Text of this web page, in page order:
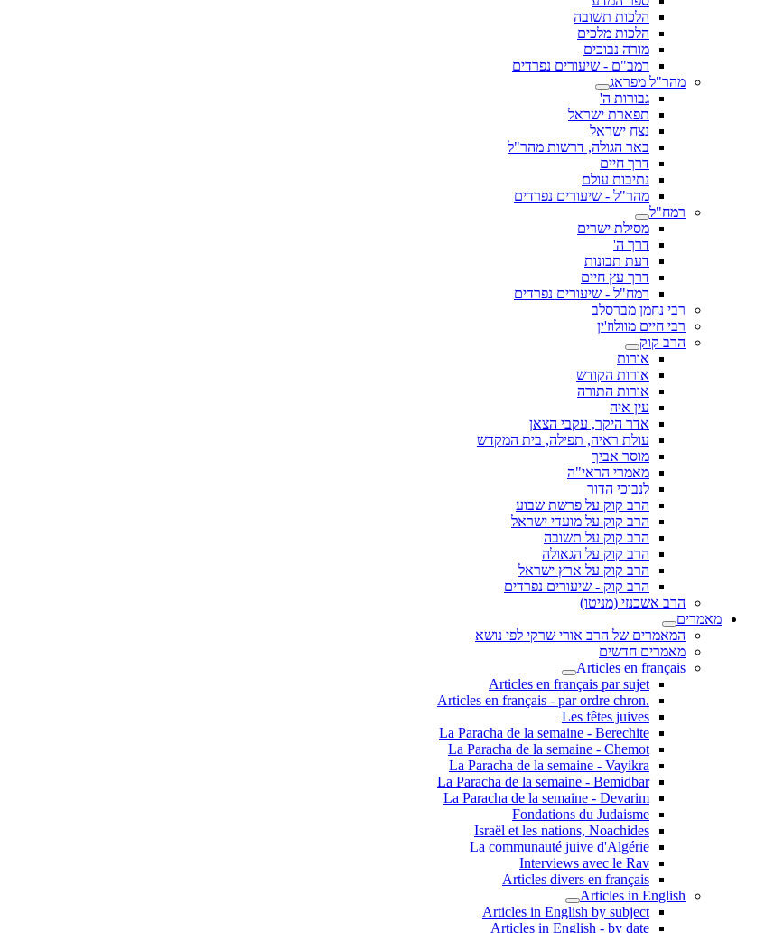
הלכות תשובה
הלכות מלכים
מורה נבוכים
רמב"ם - שיעורים נפרדים
מהר"ל מפראג
גבורות ה'
תפארת ישראל
נצח ישראל
באר הגולה, דרשות מהר"ל
דרך חיים
נתיבות עולם
מהר"ל - שיעורים נפרדים
רמח"ל
מסילת ישרים
דרך ה'
דעת תבונות
דרך עץ חיים
רמח"ל - שיעורים נפרדים
רבי נחמן מברסלב
רבי חיים מוולוז'ין
הרב קוק
אורות
אורות הקודש
אורות התורה
עין איה
אדר היקר, עקבי הצאן
עולת ראיה, תפילה, בית המקדש
מוסר אביך
מאמרי הראי"ה
לנבוכי הדור
הרב קוק על פרשת שבוע
הרב קוק על מועדי ישראל
הרב קוק על תשובה
הרב קוק על הגאולה
הרב קוק על ארץ ישראל
הרב קוק - שיעורים נפרדים
הרב אשכנזי (מניטו)
מאמרים
המאמרים של הרב אורי שרקי לפי נושא
מאמרים חדשים
Articles en français
Articles en français par sujet
.Articles en français - par ordre chron
Les fêtes juives
La Paracha de la semaine - Berechite
La Paracha de la semaine - Chemot
La Paracha de la semaine - Vayikra
La Paracha de la semaine - Bemidbar
La Paracha de la semaine - Devarim
Fondations du Judaisme
Israël et les nations, Noachides
La communauté juive d'Algérie
Interviews avec le Rav
Articles divers en français
Articles in English
Articles in English by subject
Articles in English - by date